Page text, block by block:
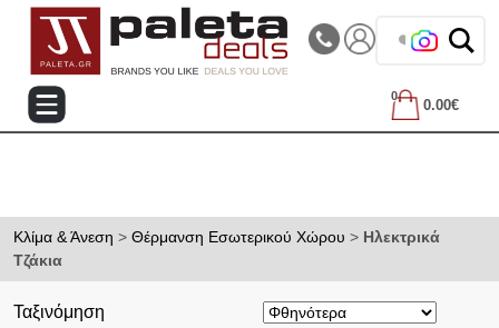
Τηλεφωνικές Παραγγελίες: 2105714144 |||
❤️ Β
0
0.00€
Κλίμα & Άνεση > Θέρμανση Εσωτερικού Χώρου > Ηλεκτρικά
Τζάκια
Ταξινόμηση